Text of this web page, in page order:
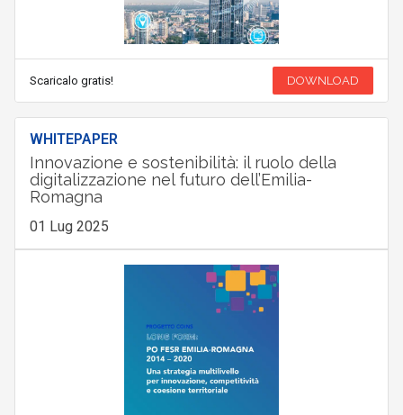
Scaricalo gratis! DOWNLOAD
WHITEPAPER
Innovazione e sostenibilità: il ruolo della
digitalizzazione nel futuro dell’Emilia-
Romagna
01 Lug 2025